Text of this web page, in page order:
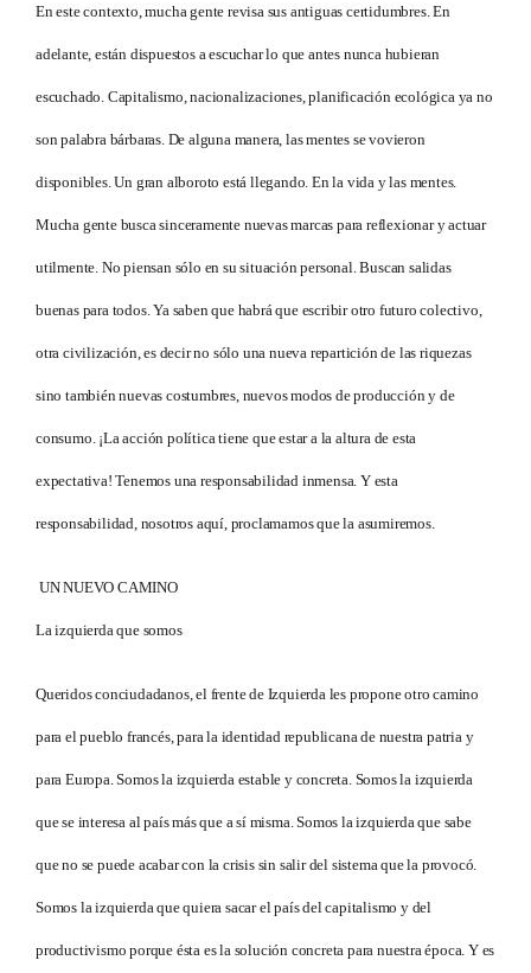
En este contexto, mucha gente revisa sus antiguas certidumbres. En
adelante, están dispuestos a escuchar lo que antes nunca hubieran
escuchado. Capitalismo, nacionalizaciones, planificación ecológica ya no
son palabra bárbaras. De alguna manera, las mentes se vovieron
disponibles. Un gran alboroto está llegando. En la vida y las mentes.
Mucha gente busca sinceramente nuevas marcas para reflexionar y actuar
utilmente. No piensan sólo en su situación personal. Buscan salidas
buenas para todos. Ya saben que habrá que escribir otro futuro colectivo,
otra civilización, es decir no sólo una nueva repartición de las riquezas
sino también nuevas costumbres, nuevos modos de producción y de
consumo. ¡La acción política tiene que estar a la altura de esta
expectativa! Tenemos una responsabilidad inmensa. Y esta
responsabilidad, nosotros aquí, proclamamos que la asumiremos.
UN NUEVO CAMINO
La izquierda que somos
Queridos conciudadanos, el frente de Izquierda les propone otro camino
para el pueblo francés, para la identidad republicana de nuestra patria y
para Europa. Somos la izquierda estable y concreta. Somos la izquierda
que se interesa al país más que a sí misma. Somos la izquierda que sabe
que no se puede acabar con la crisis sin salir del sistema que la provocó.
Somos la izquierda que quiera sacar el país del capitalismo y del
productivismo porque ésta es la solución concreta para nuestra época. Y es